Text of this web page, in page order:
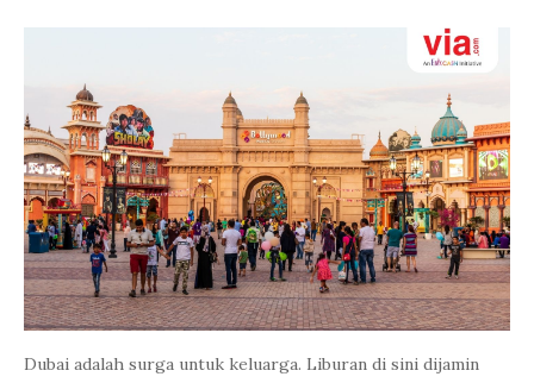
Dubai adalah surga untuk keluarga. Liburan di sini dijamin